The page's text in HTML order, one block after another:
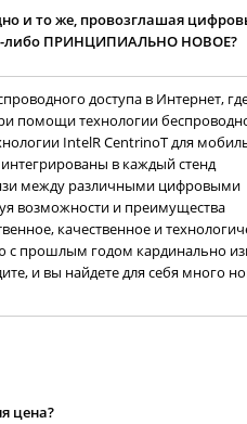
и то же, провозглашая
либо ПРИНЦИПИАЛЬНО НОВОЕ?
доступа в Интернет,
помощи технологии
IntelR CentrinoT для
в каждый стенд
между различными цифровыми
возможности и преимущества
качественное и
с прошлым годом кардинально
и вы найдете для себя много
цена?